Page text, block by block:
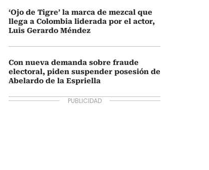
‘Ojo de Tigre’ la marca de mezcal que
llega a Colombia liderada por el actor,
Luis Gerardo Méndez
Con nueva demanda sobre fraude
electoral, piden suspender posesión de
Abelardo de la Espriella